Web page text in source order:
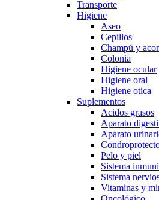
Transporte
Higiene
Aseo
Cepillos
Champú y
Colonia
Higiene ocular
Higiene oral
Higiene otica
Suplementos
Acidos grasos
Aparato
Aparato
Pelo y piel
Sistema
Sistema
Vitaminas y